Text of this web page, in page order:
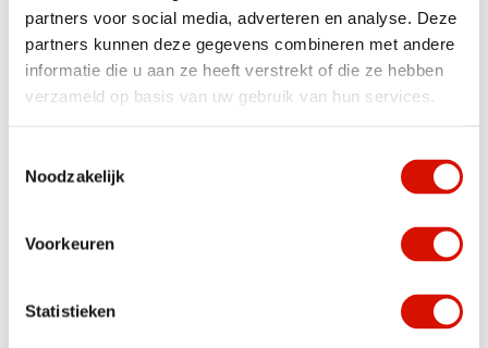
partners voor social media, adverteren en analyse. Deze
partners kunnen deze gegevens combineren met andere
informatie die u aan ze heeft verstrekt of die ze hebben
verzameld op basis van uw gebruik van hun services.
Noodzakelijk
Voorkeuren
Statistieken